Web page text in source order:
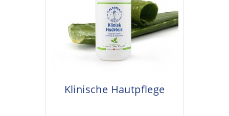
Klinische Hautpflege